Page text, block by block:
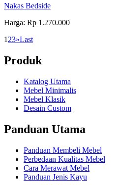
Nakas Bedside
Harga: Rp 1.270.000
1 23»Last
Produk
Katalog Utama
Mebel Minimalis
Mebel Klasik
Desain Custom
Panduan Utama
Panduan Membeli Mebel
Perbedaan Kualitas Mebel
Cara Merawat Mebel
Panduan Jenis Kayu